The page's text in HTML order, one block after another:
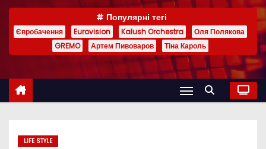
и
Популярні тегі
Євробачення Eurovision Kalush Orchestra
Оля Полякова
GREMO
Артем Пивоваров Тіна Кароль
LIFE STYLE